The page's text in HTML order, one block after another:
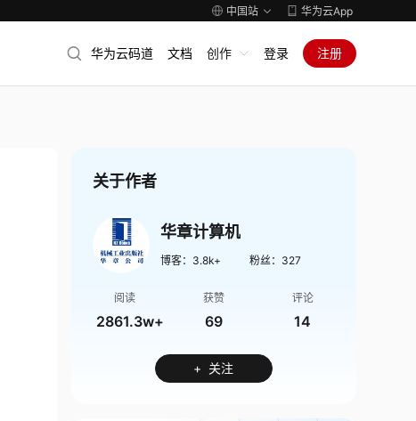
中国站 华为云App
华为云码道 文档 创作 登录 注册
关于作者
华章计算机
博客： 3.8k+ 粉丝： 327
阅读
2861.3w+
获赞
69
评论
14
+ 关注